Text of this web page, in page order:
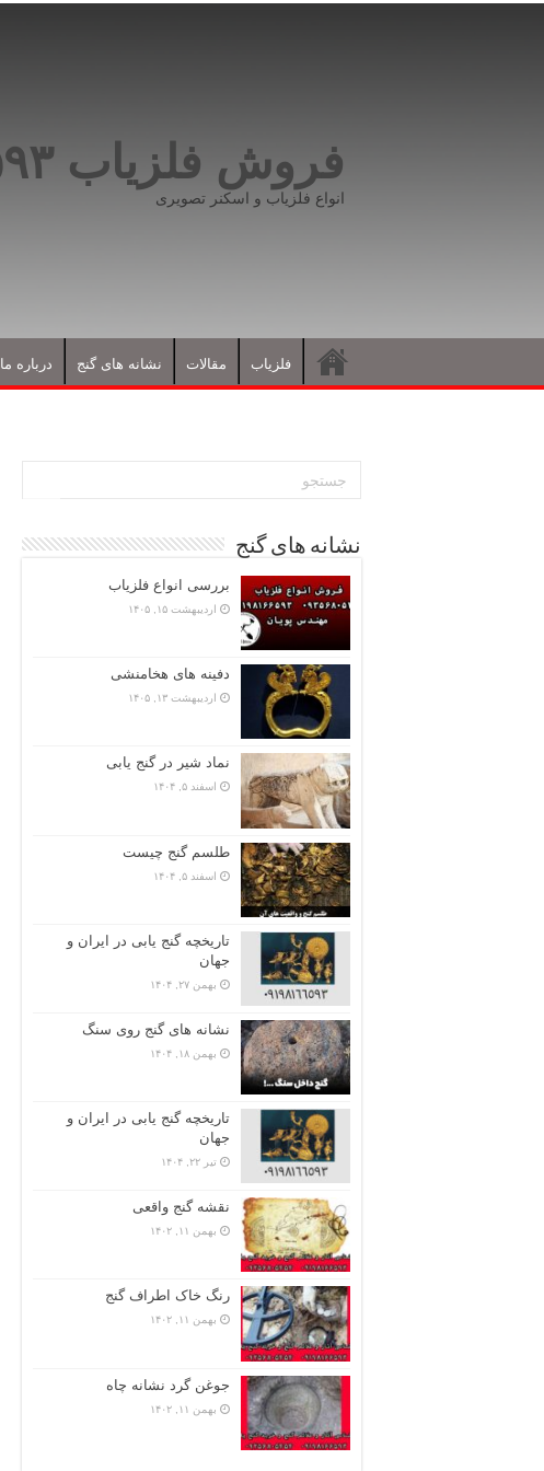
فروش فلزیاب ۰۹۱۹۸۱۶۶۵۹۳
انواع فلزیاب و اسکنر تصویری
فلزیاب مقالات نشانه های گنج درباره ما
نشانه های گنج
بررسی انواع فلزیاب
اردیبهشت ۱۵, ۱۴۰۵
دفینه های هخامنشی
اردیبهشت ۱۳, ۱۴۰۵
نماد شیر در گنج یابی
اسفند ۵, ۱۴۰۴
طلسم گنج چیست
اسفند ۵, ۱۴۰۴
تاریخچه گنج‌ یابی در ایران و
جهان
بهمن ۲۷, ۱۴۰۴
نشانه های گنج روی سنگ
بهمن ۱۸, ۱۴۰۴
تاریخچه گنج‌ یابی در ایران و
جهان
تیر ۲۲, ۱۴۰۴
نقشه گنج واقعی
بهمن ۱۱, ۱۴۰۲
رنگ خاک اطراف گنج
بهمن ۱۱, ۱۴۰۲
جوغن گرد نشانه چاه
بهمن ۱۱, ۱۴۰۲